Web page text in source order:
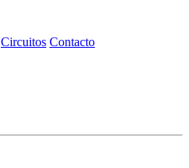
Circuitos Contacto